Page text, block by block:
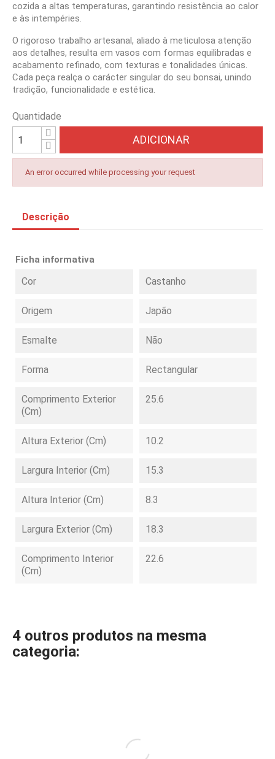
cozida a altas temperaturas, garantindo resistência ao calor
e às intempéries.
O rigoroso trabalho artesanal, aliado à meticulosa atenção
aos detalhes, resulta em vasos com formas equilibradas e
acabamento refinado, com texturas e tonalidades únicas.
Cada peça realça o carácter singular do seu bonsai, unindo
tradição, funcionalidade e estética.
Quantidade
ADICIONAR
An error occurred while processing your request
Descrição
Ficha informativa
Cor Castanho
Origem Japão
Esmalte Não
Forma Rectangular
Comprimento Exterior
(cm)
25.6
Altura Exterior (cm) 10.2
Largura Interior (cm) 15.3
Altura Interior (cm) 8.3
Largura Exterior (cm) 18.3
Comprimento Interior
(cm)
22.6
4 outros produtos na mesma
categoria: